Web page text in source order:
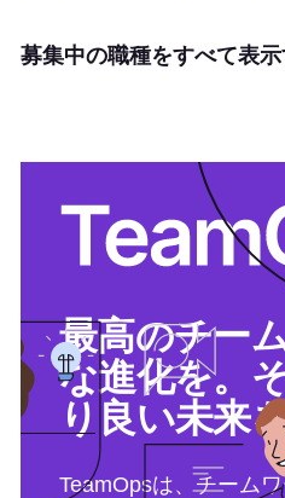
募集中の職種をすべて表
最高のチー
な進化を。
り良い未来
TeamOpsは、チーム